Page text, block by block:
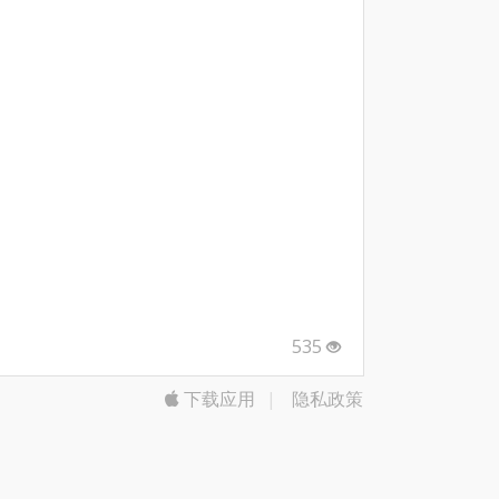
535
下载应用 | 隐私政策